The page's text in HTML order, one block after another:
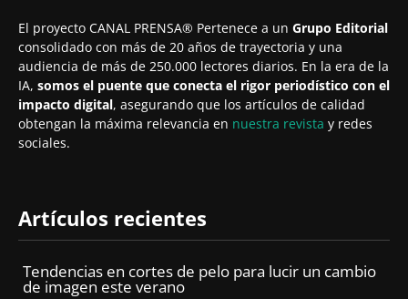
El proyecto CANAL PRENSA® Pertenece a un Grupo Editorial
consolidado con más de 20 años de trayectoria y una
audiencia de más de 250.000 lectores diarios. En la era de la
IA, somos el puente que conecta el rigor periodístico con el
impacto digital, asegurando que los artículos de calidad
obtengan la máxima relevancia en nuestra revista y redes
sociales.
Artículos recientes
Tendencias en cortes de pelo para lucir un cambio
de imagen este verano